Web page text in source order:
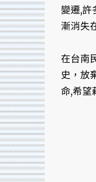
變遷,許
漸消失
在台南
史，放
命,希望